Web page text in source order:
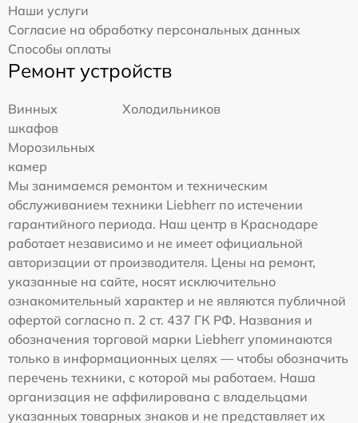
Наши услуги
Согласие на обработку персональных данных
Способы оплаты
Ремонт устройств
Винных
шкафов
Холодильников
Морозильных
камер
Мы занимаемся ремонтом и техническим
обслуживанием техники Liebherr по истечении
гарантийного периода. Наш центр в Краснодаре
работает независимо и не имеет официальной
авторизации от производителя. Цены на ремонт,
указанные на сайте, носят исключительно
ознакомительный характер и не являются публичной
офертой согласно п. 2 ст. 437 ГК РФ. Названия и
обозначения торговой марки Liebherr упоминаются
только в информационных целях — чтобы обозначить
перечень техники, с которой мы работаем. Наша
организация не аффилирована с владельцами
указанных товарных знаков и не представляет их